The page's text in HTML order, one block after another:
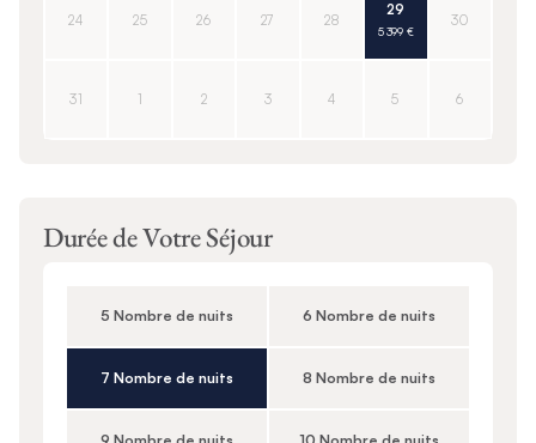
24 25 26 27 28
29
5 399 €
30
31 1 2 3 4 5 6
Durée de Votre Séjour
5 Nombre de nuits 6 Nombre de nuits
7 Nombre de nuits 8 Nombre de nuits